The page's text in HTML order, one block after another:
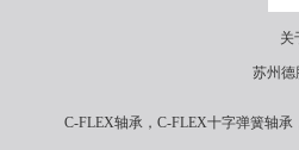
关
苏州
C-FLEX轴承，C-FLEX十字弹簧轴